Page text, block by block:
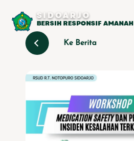
SIDOARJO
BERSIH RESPONSIF AMANAH
Ke Berita